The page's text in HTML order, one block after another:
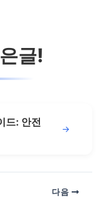
글!
드: 안전
→
다음